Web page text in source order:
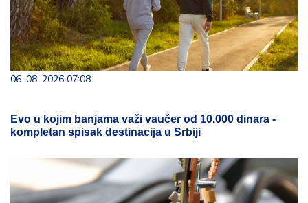
06. 08. 2026 07:08
Evo u kojim banjama važi vaučer od 10.000 dinara -
kompletan spisak destinacija u Srbiji